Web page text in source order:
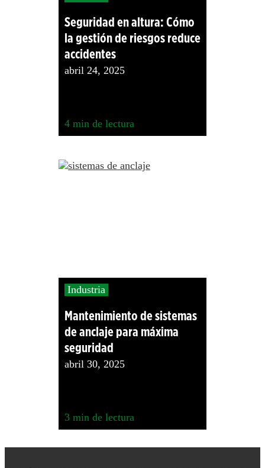
Seguridad en altura: Cómo
la gestión de riesgos reduce
accidentes
abril 24, 2025
4 min de lectura
Industria
Mantenimiento de sistemas
de anclaje para máxima
seguridad
abril 30, 2025
3 min de lectura